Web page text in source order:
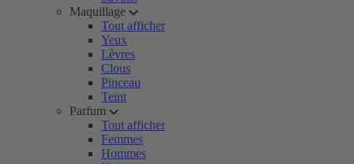
Maquillage
Tout afficher
Yeux
Lèvres
Clous
Pinceau
Teint
Parfum
Tout afficher
Femmes
Hommes